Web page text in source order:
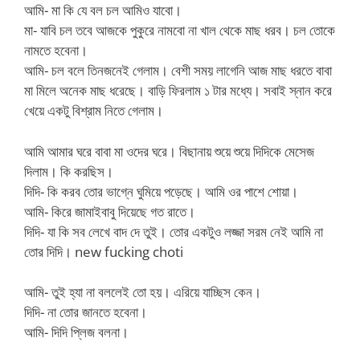
আমি- মা কি যে বল চল আমিও যাবো।
মা- যাবি চল তবে আজকে পুকুরে নামবো না খাল থেকে মাছ ধরব। চল তোকে
নামতে হবেনা।
আমি- চল বলে তিনজনেই গেলাম। বেশী সময় লাগেনি আজ মাছ ধরতে বাবা
মা মিলে অনেক মাছ ধরেছে। বাড়ি ফিরলাম ১ টার মধ্যে। সবাই স্নান করে
খেয়ে একটু বিশ্রাম নিতে গেলাম।
আমি আমার ঘরে বাবা মা ওদের ঘরে। বিছানায় শুয়ে শুয়ে দিদিকে মেসেজ
দিলাম। কি করছিস।
দিদি- কি করব তোর ভাগ্নে ঘুমিয়ে পড়েছে। আমি ওর পাশে শোয়া।
আমি- কিরে জামাইবাবু দিয়েছে গত রাতে।
দিদি- যা কি সব লেখে বাদ দে তুই। তোর একটুও লজ্জা সরম নেই আমি না
তোর দিদি। new fucking choti
আমি- তুই হ্যা না বললেই তো হয়। এরিয়ে যাচ্ছিস কেন।
দিদি- না তোর জানতে হবেনা।
আমি- দিদি প্লিজ বলনা।